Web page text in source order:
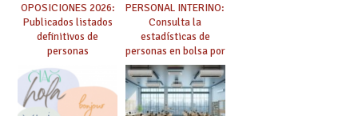
OPOSICIONES 2026:
Publicados listados
definitivos de
personas
seleccionadas. ¿Qué
hacer ahora si he
obtenido plaza?
PERSONAL INTERINO:
Consulta la
estadísticas de
personas en bolsa por
cuerpo, especialidad
y tipo de bolsa para
el curso 26/27